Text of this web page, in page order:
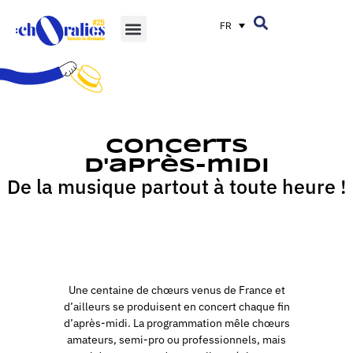
FR
Concerts
d'après-midi
De la musique partout à toute heure !
Une centaine de chœurs venus de France et
d’ailleurs se produisent en concert chaque fin
d’après-midi. La programmation mêle chœurs
amateurs, semi-pro ou professionnels, mais